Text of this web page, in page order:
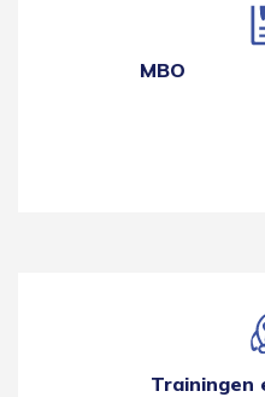
MBO
Trainingen